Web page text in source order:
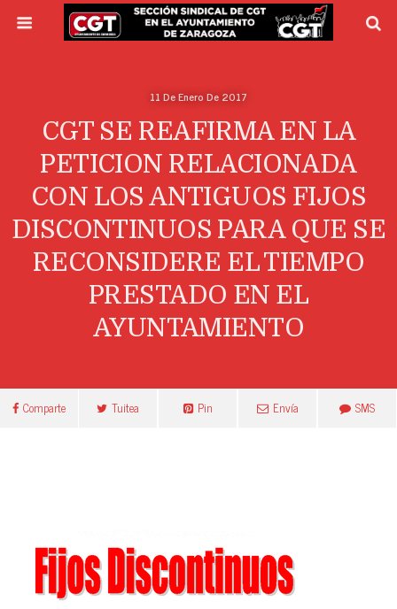
11 De Enero De 2017
CGT SE REAFIRMA EN LA
PETICION RELACIONADA
CON LOS ANTIGUOS FIJOS
DISCONTINUOS PARA QUE SE
RECONSIDERE EL TIEMPO
PRESTADO EN EL
AYUNTAMIENTO
Comparte Tuitea Pin Envía SMS